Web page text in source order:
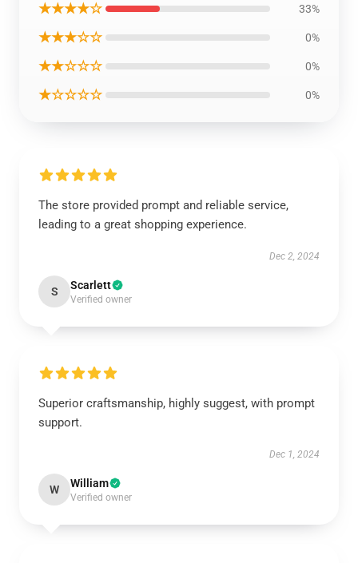
★★★★☆ 33%
★★★☆☆ 0%
★★☆☆☆ 0%
★☆☆☆☆ 0%
The store provided prompt and reliable service,
leading to a great shopping experience.
Dec 2, 2024
S Scarlett
Verified owner
Superior craftsmanship, highly suggest, with prompt
support.
Dec 1, 2024
W William
Verified owner